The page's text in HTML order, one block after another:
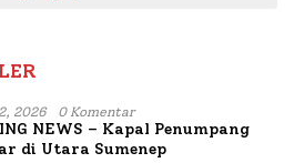
2026 0 Komentar
NEWS – Kapal Penumpang
di Utara Sumenep